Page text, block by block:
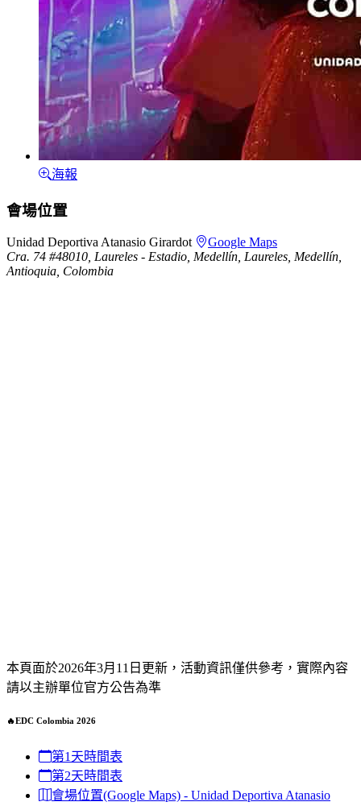
海報
會場位置
Unidad Deportiva Atanasio Girardot
Google Maps
Cra. 74 #48010, Laureles - Estadio, Medellín, Laureles, Medellín,
Antioquia, Colombia
本頁面於2026年3月11日更新，活動資訊僅供參考，實際內容
請以主辦單位官方公告為準
🔥EDC Colombia 2026
第1天時間表
第2天時間表
會場位置(Google Maps) - Unidad Deportiva Atanasio